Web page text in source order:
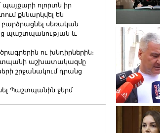
ոլորտն իր
քննարկվել են
բարձրացնել սեռական
պաշտպանության և
ու խնդիրներին։
աշխատակազմը
շրջանակում դրանց
Պաշտպանին ջերմ